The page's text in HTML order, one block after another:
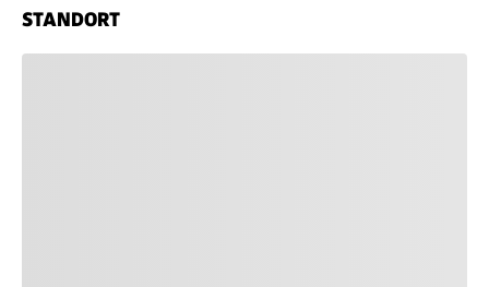
STANDORT